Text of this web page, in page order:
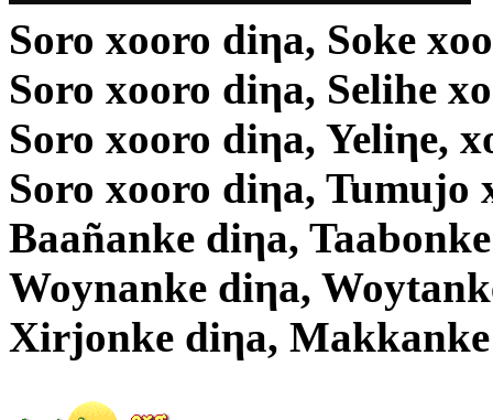
Soro xooro diηa, Soke
Soro xooro diηa, Selihe
Soro xooro diηa, Yeliηe,
Soro xooro diηa, Tumujo
Baañanke diηa,
Woynanke diηa,
Xirjonke diηa,